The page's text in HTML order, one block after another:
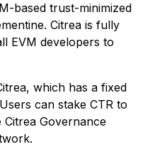
based trust-minimized
Citrea is fully
EVM developers to
which has a fixed
can stake CTR to
Governance